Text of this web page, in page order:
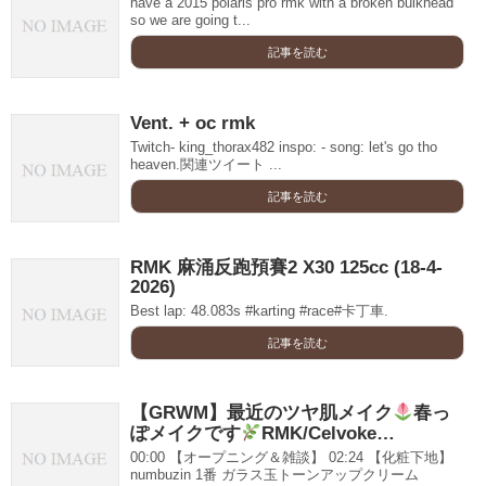
so we are going t...
記事を読む
Vent. + oc rmk
Twitch- king_thorax482 inspo: - song: let's go tho
heaven.関連ツイート ...
記事を読む
RMK 麻涌反跑預賽2 X30 125cc (18-4-
2026)
Best lap: 48.083s #karting #race#卡丁車.
記事を読む
【GRWM】最近のツヤ肌メイク
春っ
ぽメイクです
RMK/Celvoke…
00:00 【オープニング＆雑談】 02:24 【化粧下地】
numbuzin 1番 ガラス玉トーンアップクリーム